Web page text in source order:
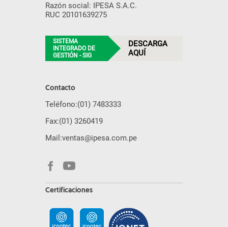
Razón social: IPESA S.A.C.
RUC 20101639275
SISTEMA
INTEGRADO DE
GESTIÓN - SIG
DESCARGA
AQUÍ
Contacto
Teléfono:(01) 7483333
Fax:(01) 3260419
Mail:ventas@ipesa.com.pe
Certificaciones